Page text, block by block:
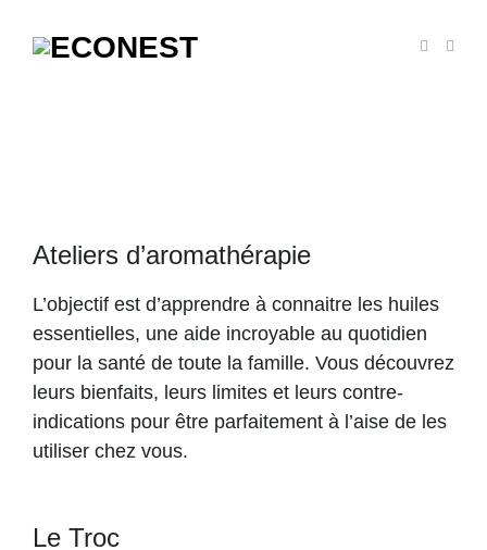
Ateliers d’aromathérapie
L’objectif est d’apprendre à connaitre les huiles
essentielles, une aide incroyable au quotidien
pour la santé de toute la famille. Vous découvrez
leurs bienfaits, leurs limites et leurs contre-
indications pour être parfaitement à l’aise de les
utiliser chez vous.
Le Troc